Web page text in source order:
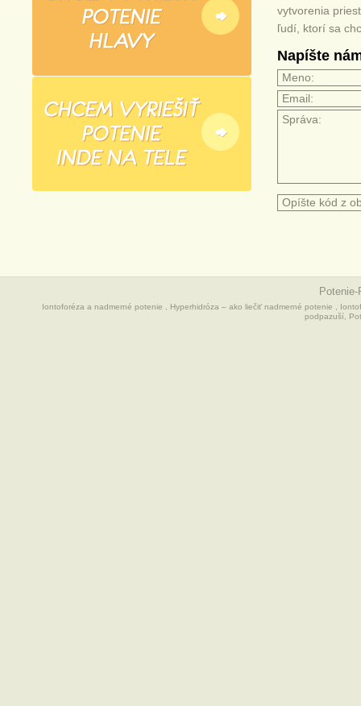
vytvorenia
ľudí, ktorí sa
Napíšte
Iontoforéza a nadmerné potenie Hyperhidróza – ako liečiť nadmerné potenie
podpazuší,